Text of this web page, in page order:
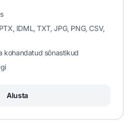
IDML, TXT, JPG, PNG, CSV,
kohandatud sõnastikud
Alusta